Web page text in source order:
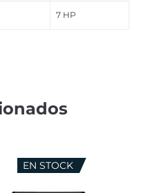
7 HP
EN STOCK